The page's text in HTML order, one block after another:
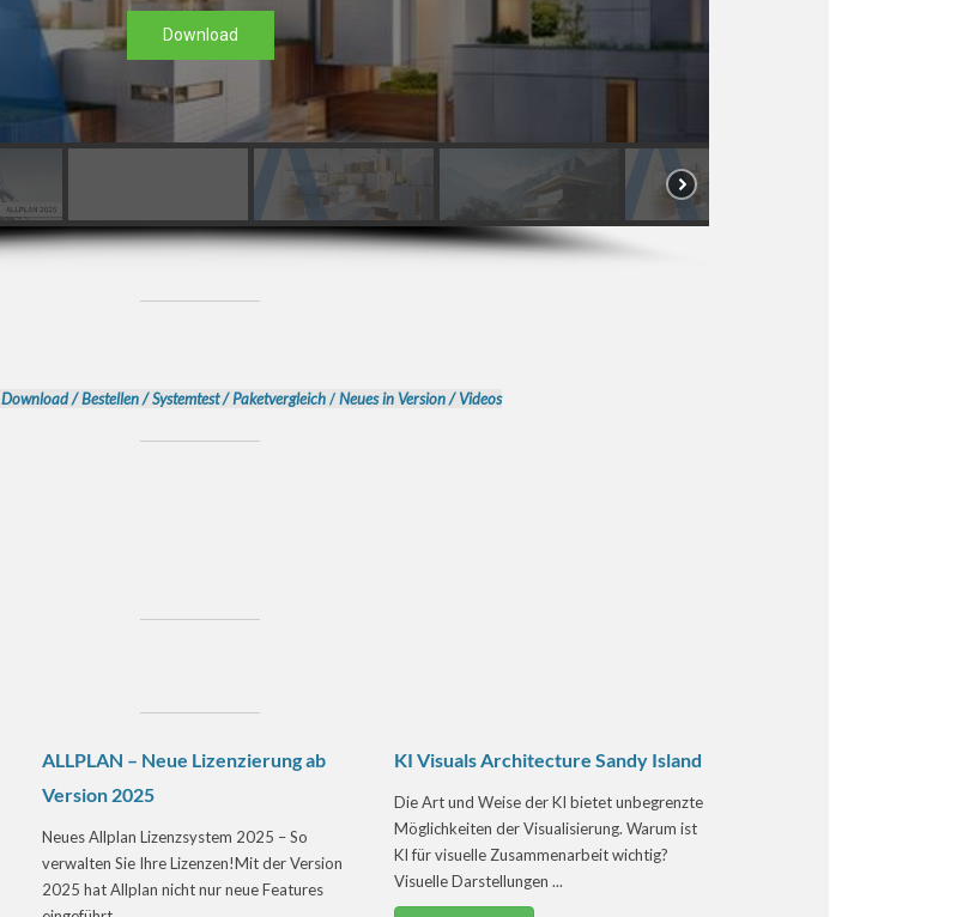
Download
Download/Bestellen /Systemtest/Paketvergleich/Neues in Version /Videos
ALLPLAN – Neue Lizenzierung ab
Version 2025
Neues Allplan Lizenzsystem 2025 – So
verwalten Sie Ihre Lizenzen!Mit der Version
2025 hat Allplan nicht nur neue Features
KI Visuals Architecture Sandy Island
Die Art und Weise der KI bietet unbegrenzte
Möglichkeiten der Visualisierung. Warum ist
KI für visuelle Zusammenarbeit wichtig?
Visuelle Darstellungen ...